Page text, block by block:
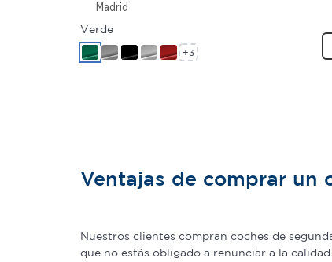
Madrid
Verde
+3
Ventajas de comprar un
Nuestros clientes compran coches de
que no estás obligado a renunciar a la